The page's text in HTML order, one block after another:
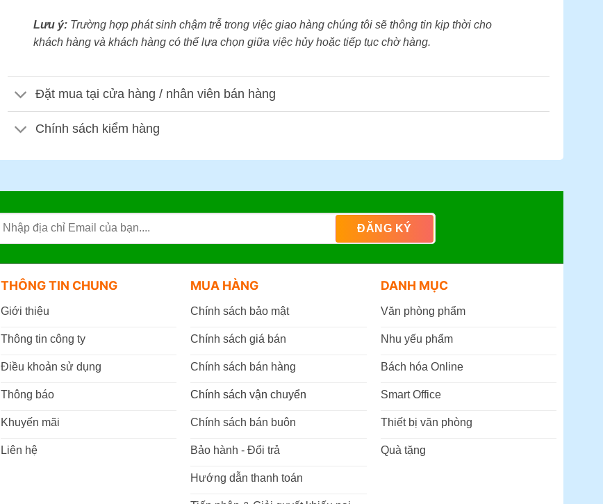
Lưu ý:Trường hợp phát sinh chậm trễ trong việc giao hàng chúng tôi sẽ thông tin kịp thời cho
khách hàng và khách hàng có thể lựa chọn giữa việc hủy hoặc tiếp tục chờ hàng.
Đặt mua tại cửa hàng / nhân viên bán hàng
Chính sách kiểm hàng
THÔNG TIN CHUNG
Giới thiệu
Thông tin công ty
Điều khoản sử dụng
Thông báo
Khuyến mãi
Liên hệ
MUA HÀNG
Chính sách bảo mật
Chính sách giá bán
Chính sách bán hàng
Chính sách vận chuyển
Chính sách bán buôn
Bảo hành - Đổi trả
Hướng dẫn thanh toán
DANH MỤC
Văn phòng phẩm
Nhu yếu phẩm
Bách hóa Online
Smart Office
Thiết bị văn phòng
Quà tặng